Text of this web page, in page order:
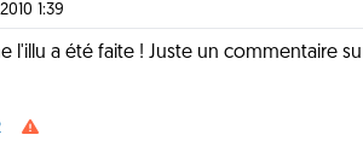
1:39
l'illu a été faite ! Juste un commentaire